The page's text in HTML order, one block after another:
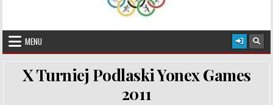
UKS Hubal Białystok
MENU
X Turniej Podlaski Yonex Games
2011